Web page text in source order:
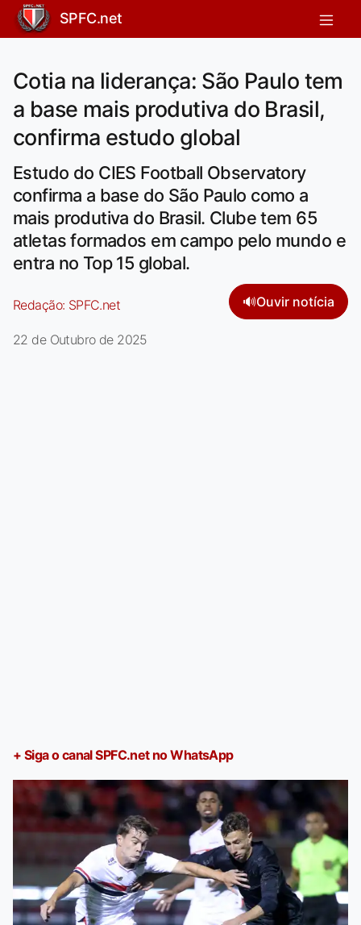
SPFC.net
Cotia na liderança: São Paulo tem
a base mais produtiva do Brasil,
confirma estudo global
Estudo do CIES Football Observatory
confirma a base do São Paulo como a
mais produtiva do Brasil. Clube tem 65
atletas formados em campo pelo mundo e
entra no Top 15 global.
Redação: SPFC.net 🔊Ouvir notícia
22 de Outubro de 2025
+ Siga o canal SPFC.net no WhatsApp